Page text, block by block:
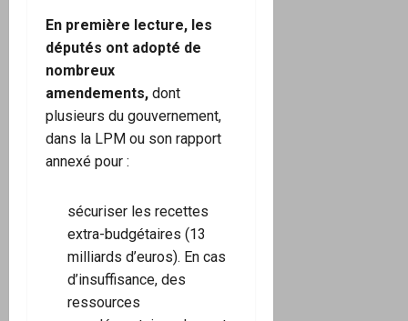
En première lecture, les
députés ont adopté de
nombreux
amendements, dont
plusieurs du gouvernement,
dans la LPM ou son rapport
annexé pour :
sécuriser les recettes
extra-budgétaires (13
milliards d’euros). En cas
d’insuffisance, des
ressources